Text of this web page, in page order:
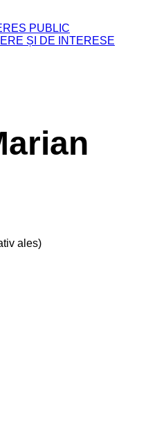
PUBLIC
ȘI DE INTERESE
ales)